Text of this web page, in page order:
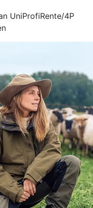
UniProfiRente/4P